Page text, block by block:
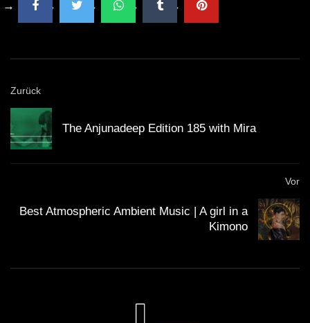
Zurück
The Anjunadeep Edition 185 with Mira
Vor
Best Atmospheric Ambient Music | A girl in a
Kimono